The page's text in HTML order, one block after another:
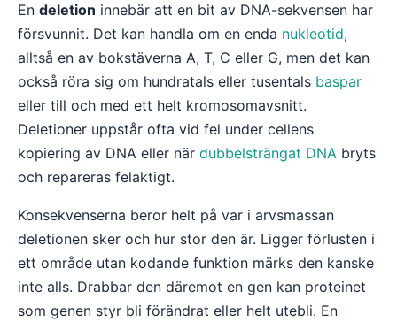
En deletion innebär att en bit av DNA-sekvensen har
försvunnit. Det kan handla om en enda nukleotid,
alltså en av bokstäverna A, T, C eller G, men det kan
också röra sig om hundratals eller tusentals baspar
eller till och med ett helt kromosomavsnitt.
Deletioner uppstår ofta vid fel under cellens
kopiering av DNA eller när dubbelsträngat DNA bryts
och repareras felaktigt.
Konsekvenserna beror helt på var i arvsmassan
deletionen sker och hur stor den är. Ligger förlusten i
ett område utan kodande funktion märks den kanske
inte alls. Drabbar den däremot en gen kan proteinet
som genen styr bli förändrat eller helt utebli. En